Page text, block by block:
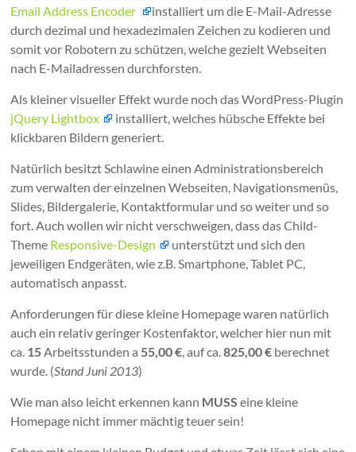
Email Address Encoder
installiert um die E-Mail-Adresse
durch dezimal und hexadezimalen Zeichen zu kodieren und
somit vor Robotern zu schützen, welche gezielt Webseiten
nach E-Mailadressen durchforsten.
Als kleiner visueller Effekt wurde noch das WordPress-Plugin
jQuery Lightbox
installiert, welches hübsche Effekte bei
klickbaren Bildern generiert.
Natürlich besitzt Schlawine einen Administrationsbereich
zum verwalten der einzelnen Webseiten, Navigationsmenüs,
Slides, Bildergalerie, Kontaktformular und so weiter und so
fort. Auch wollen wir nicht verschweigen, dass das Child-
Theme Responsive-Design
unterstützt und sich den
jeweiligen Endgeräten, wie z.B. Smartphone, Tablet PC,
automatisch anpasst.
Anforderungen für diese kleine Homepage waren natürlich
auch ein relativ geringer Kostenfaktor, welcher hier nun mit
ca. 15 Arbeitsstunden a 55,00 € , auf ca.825,00 € berechnet
wurde. (Stand Juni 2013)
Wie man also leicht erkennen kann MUSS eine kleine
Homepage nicht immer mächtig teuer sein!